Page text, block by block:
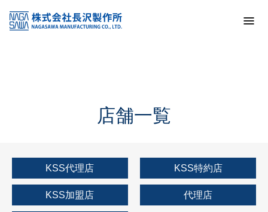
KSS加盟店・取扱店情報
店舗一覧
店舗一覧
KSS代理店 KSS特約店
KSS加盟店 代理店